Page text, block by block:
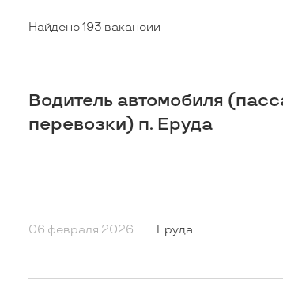
Найдено 193 вакансии
Водитель автомобиля
перевозки) п. Еруда
06 февраля 2026 Еруда